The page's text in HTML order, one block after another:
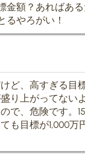
金額？あればあ
るやろがい！
ど、高すぎる目
り上がってないよ
で、危険です。
も目標が1,000万